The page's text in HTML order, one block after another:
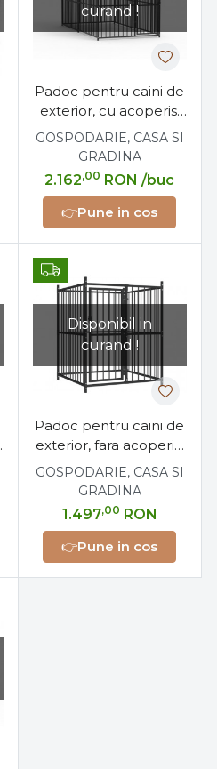
curand !
Padoc pentru caini de
exterior, cu acoperis,
1.5 x 3 x 1.8 metri, otel
GOSPODARIE, CASA SI
GRADINA
2.162,00 RON /buc
👉Pune in cos
Disponibil in
curand !
Padoc pentru caini de
exterior, fara acoperis,
1.8 x 1.8 x 1.8 metri ,otel
GOSPODARIE, CASA SI
GRADINA
1.497,00 RON
👉Pune in cos